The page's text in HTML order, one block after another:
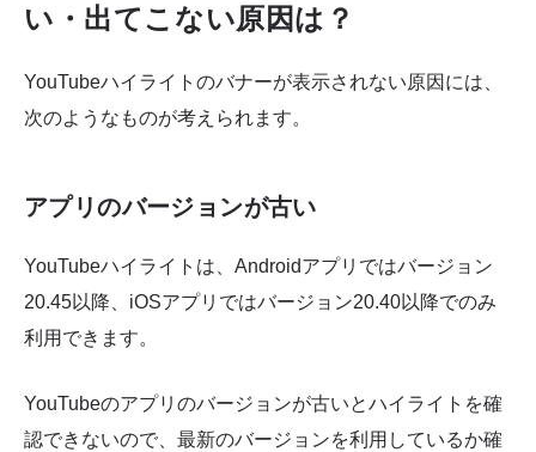
い・出てこない原因は？
YouTubeハイライトのバナーが表示されない原因には、
次のようなものが考えられます。
アプリのバージョンが古い
YouTubeハイライトは、Androidアプリではバージョン
20.45以降、iOSアプリではバージョン20.40以降でのみ
利用できます。
YouTubeのアプリのバージョンが古いとハイライトを確
認できないので、最新のバージョンを利用しているか確